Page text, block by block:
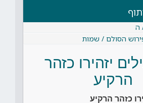
ה
הסולם / שמות
יזהירו כזהר
הרקיע
כזהר הרקיע